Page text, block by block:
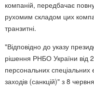
компаній, передбачає
рухомим складом цих
транзитні.
"Відповідно до указу
рішення РНБО України від
персональних
заходів (санкцій)" з 8